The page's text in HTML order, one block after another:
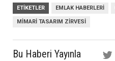
ETIKETLER EMLAK HABERLERI
MIMARI TASARIM ZIRVESI
Bu Haberi Yayınla